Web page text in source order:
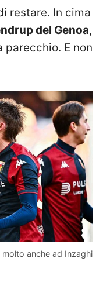
restare. In cima
del Genoa,
parecchio. E non
anche ad Inzaghi